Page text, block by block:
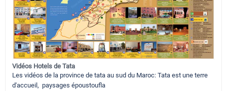
Vidéos Hotels de Tata
Les vidéos de la province de tata au sud du Maroc: Tata est une terre
d'accueil, paysages époustoufla